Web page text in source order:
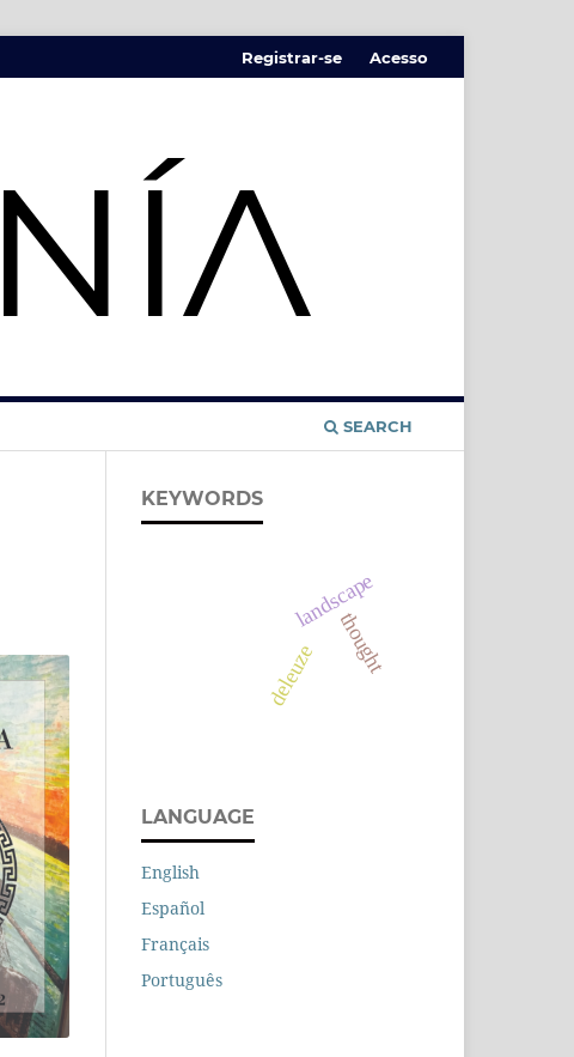
SEARCH
Registrar-se Acesso
KEYWORDS
deleuze
landscape
thought
LANGUAGE
English
Español
Français
Português